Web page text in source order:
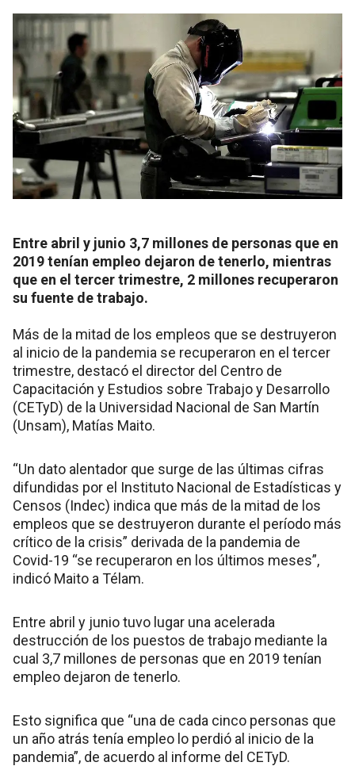
Entre abril y junio 3,7 millones de personas que en
2019 tenían empleo dejaron de tenerlo, mientras
que en el tercer trimestre, 2 millones recuperaron
su fuente de trabajo.
Más de la mitad de los empleos que se destruyeron
al inicio de la pandemia se recuperaron en el tercer
trimestre, destacó el director del Centro de
Capacitación y Estudios sobre Trabajo y Desarrollo
(CETyD) de la Universidad Nacional de San Martín
(Unsam), Matías Maito.
“Un dato alentador que surge de las últimas cifras
difundidas por el Instituto Nacional de Estadísticas y
Censos (Indec) indica que más de la mitad de los
empleos que se destruyeron durante el período más
crítico de la crisis” derivada de la pandemia de
Covid-19 “se recuperaron en los últimos meses”,
indicó Maito a Télam.
Entre abril y junio tuvo lugar una acelerada
destrucción de los puestos de trabajo mediante la
cual 3,7 millones de personas que en 2019 tenían
empleo dejaron de tenerlo.
Esto significa que “una de cada cinco personas que
un año atrás tenía empleo lo perdió al inicio de la
pandemia”, de acuerdo al informe del CETyD.